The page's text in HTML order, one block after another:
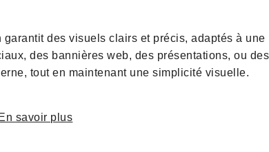
garantit des visuels clairs et précis, adaptés à
des bannières web, des présentations, ou
tout en maintenant une simplicité visuelle.
En savoir plus